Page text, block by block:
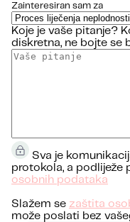
Zainteresiran sam za
Koje je vaše pitanje?
diskretna, ne bojte se
Sva je
protokola, a podliježe
osobnih podataka
Slažem se zaštita
može poslati bez